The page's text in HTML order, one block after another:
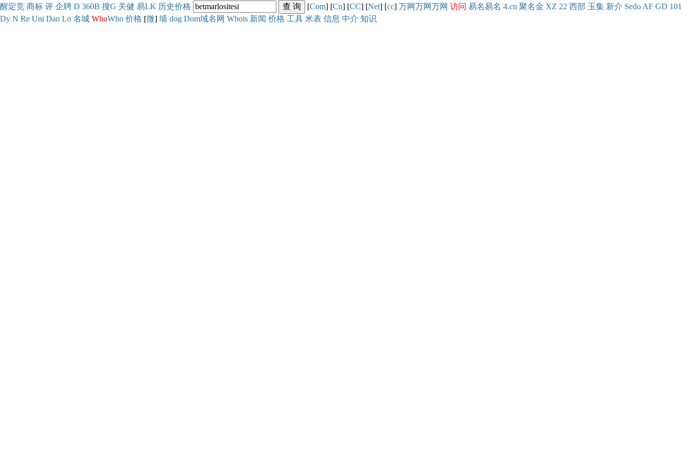
醒定竞 商标 评 企聘 D 360B 搜G 关健 易LK 历史价格 [Com] [Cn] [CC] [Net] [cc] 万网万网万网 访问 易名易名 4.cn 聚名金 XZ 22 西部 玉集 新介 Sedo AF GD 101
Dy N Re Uni Dan Lo 名城 WhoWho 价格 [微] 墙 dog Dom域名网 Whois 新闻 价格 工具 米表 信息 中介 知识